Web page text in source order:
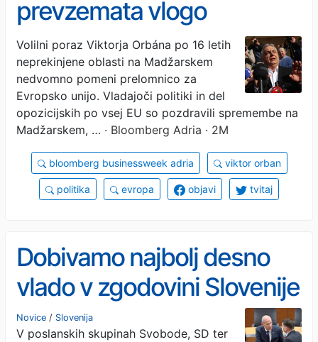
prevzemata vlogo
zaviralcev v EU
Volilni poraz Viktorja Orbána po 16 letih
neprekinjene oblasti na Madžarskem
nedvomno pomeni prelomnico za
Evropsko unijo. Vladajoči politiki in del
opozicijskih po vsej EU so pozdravili spremembe na
Madžarskem, … · Bloomberg Adria · 2M
bloomberg businessweek adria viktor orban
politika evropa objavi tvitaj
Dobivamo najbolj desno
vlado v zgodovini Slovenije
Novice / Slovenija
V poslanskih skupinah Svobode, SD ter